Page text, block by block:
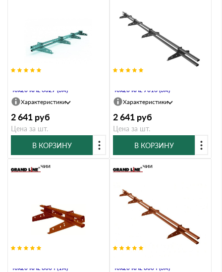
40х20 RAL 6027 (3м)
Характеристики
2 641 руб
Цена за шт.
В КОРЗИНУ
40х20 RAL 7016 (3м)
Характеристики
2 641 руб
Цена за шт.
В КОРЗИНУ
40х20 RAL 8004 (1м)
В наличии
40х20 RAL 8004 (3м)
В наличии